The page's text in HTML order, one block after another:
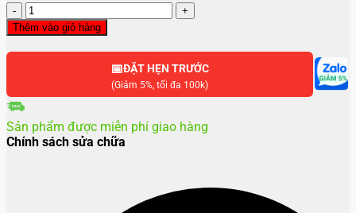
Thay
màn
hình
HONOR
số
Thêm vào giỏ hàng
📅ĐẶT HẸN TRƯỚC
(Giảm 5%, tối đa 100k)
Sản phẩm được miễn phí giao hàng
Chính sách sửa chữa